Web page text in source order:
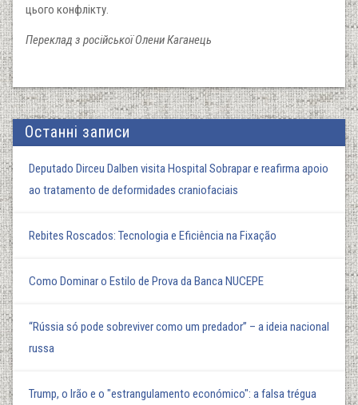
цього конфлікту.
Переклад з російської Олени Каганець
Останні записи
Deputado Dirceu Dalben visita Hospital Sobrapar e reafirma apoio
ao tratamento de deformidades craniofaciais
Rebites Roscados: Tecnologia e Eficiência na Fixação
Como Dominar o Estilo de Prova da Banca NUCEPE
“Rússia só pode sobreviver como um predador” – a ideia nacional
russa
Trump, o Irão e o "estrangulamento económico": a falsa trégua